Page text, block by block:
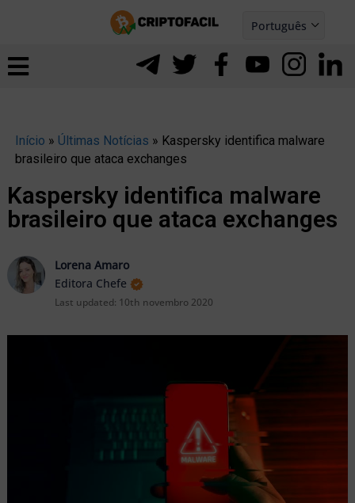
Português
Español
Início » Últimas Notícias » Kaspersky identifica malware
brasileiro que ataca exchanges
Kaspersky identifica malware
brasileiro que ataca exchanges
Lorena Amaro
Editora Chefe
Last updated: 10th novembro 2020